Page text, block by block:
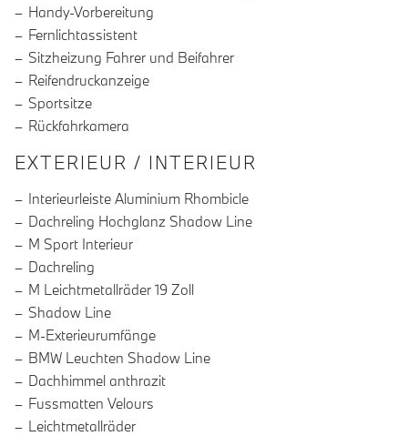
Handy-Vorbereitung
Fernlichtassistent
Sitzheizung Fahrer und Beifahrer
Reifendruckanzeige
Sportsitze
Rückfahrkamera
EXTERIEUR / INTERIEUR
Interieurleiste Aluminium Rhombicle
Dachreling Hochglanz Shadow Line
M Sport Interieur
Dachreling
M Leichtmetallräder 19 Zoll
Shadow Line
M-Exterieurumfänge
BMW Leuchten Shadow Line
Dachhimmel anthrazit
Fussmatten Velours
Leichtmetallräder